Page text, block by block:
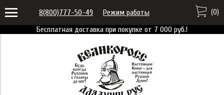
Бесплатная доставка при покупке от 7 000 руб.!
8(800)777-50-49 Режим работы (0)